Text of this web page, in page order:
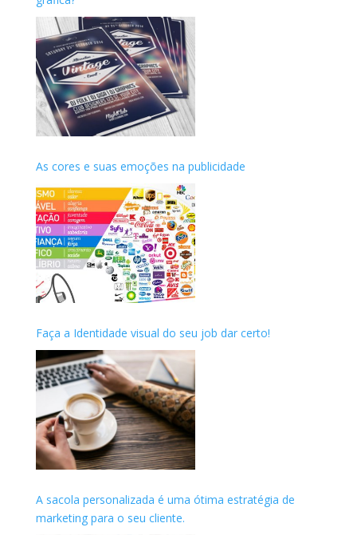
As cores e suas emoções na publicidade
Faça a Identidade visual do seu job dar certo!
A sacola personalizada é uma ótima estratégia de
marketing para o seu cliente.